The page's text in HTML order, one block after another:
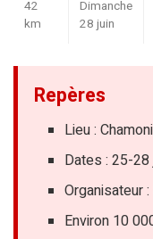
42
km
Dimanche
28 juin
Repères
Lieu :
Dates : 25-28
Organisateur
Environ 10